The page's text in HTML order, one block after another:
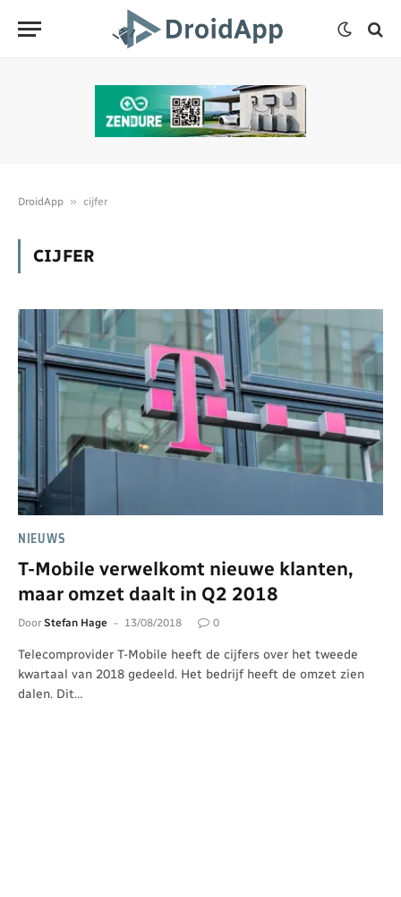
DroidApp » cijfer
CIJFER
NIEUWS
T-Mobile verwelkomt nieuwe klanten,
maar omzet daalt in Q2 2018
Door Stefan Hage 13/08/2018 0
Telecomprovider T-Mobile heeft de cijfers over het tweede
kwartaal van 2018 gedeeld. Het bedrijf heeft de omzet zien
dalen. Dit…